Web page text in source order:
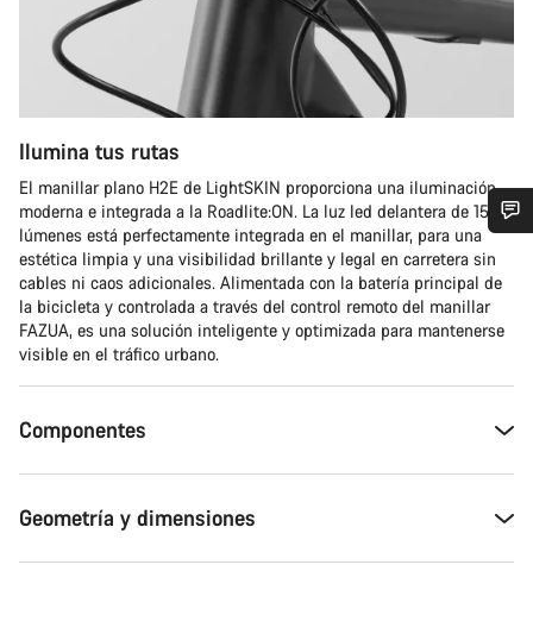
Ilumina tus rutas
El manillar plano H2E de LightSKIN proporciona una iluminación
moderna e integrada a la Roadlite:ON. La luz led delantera de 150
lúmenes está perfectamente integrada en el manillar, para una
estética limpia y una visibilidad brillante y legal en carretera sin
cables ni caos adicionales. Alimentada con la batería principal de
la bicicleta y controlada a través del control remoto del manillar
FAZUA, es una solución inteligente y optimizada para mantenerse
visible en el tráfico urbano.
Componentes
Geometría y dimensiones
¿Necesitas ayuda?
Nuestros expertos estarán encantados de responder a tus
preguntas.
Cerrar